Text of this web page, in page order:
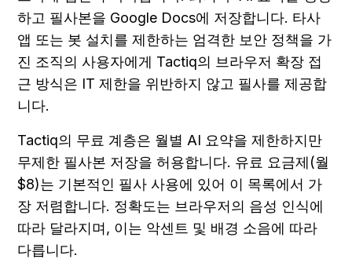
하고 필사본을 Google Docs에 저장합니다. 타사
앱 또는 봇 설치를 제한하는 엄격한 보안 정책을 가
진 조직의 사용자에게 Tactiq의 브라우저 확장 접
근 방식은 IT 제한을 위반하지 않고 필사를 제공합
니다.
Tactiq의 무료 계층은 월별 AI 요약을 제한하지만
무제한 필사본 저장을 허용합니다. 유료 요금제(월
$8)는 기본적인 필사 사용에 있어 이 목록에서 가
장 저렴합니다. 정확도는 브라우저의 음성 인식에
따라 달라지며, 이는 악센트 및 배경 소음에 따라
다릅니다.